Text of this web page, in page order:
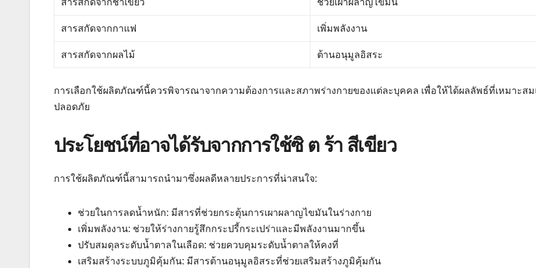
สารสกัดจากกาแฟ เพิ่มพลังงาน
สารสกัดจากผลไม้ ต้านอนุมูลอิสระ
การเลือกใช้ผลิตภัณฑ์นี้ควรพิจารณาจากความต้องการและสภาพร่างกายของแต่ละบุคคล เพื่อให้ได้ผลลัพธ์ที่เหมาะส
ปลอดภัย
ประโยชน์ที่อาจได้รับจากการใช้ซิ ต ร้า สีเขียว
การใช้ผลิตภัณฑ์นี้สามารถนำมาซึ่งผลดีหลายประการที่น่าสนใจ:
ช่วยในการลดน้ำหนัก: มีสารที่ช่วยกระตุ้นการเผาผลาญไขมันในร่างกาย
เพิ่มพลังงาน: ช่วยให้ร่างกายรู้สึกกระปรี้กระเปร่าและมีพลังงานมากขึ้น
ปรับสมดุลระดับน้ำตาลในเลือด: ช่วยควบคุมระดับน้ำตาลให้คงที่
เสริมสร้างระบบภูมิคุ้มกัน: มีสารต้านอนุมูลอิสระที่ช่วยเสริมสร้างภูมิคุ้มกัน